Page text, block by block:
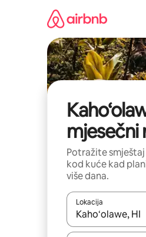
mjesečni
Potražite
kod kuće kad
više dana.
Lokacija
Kada budu